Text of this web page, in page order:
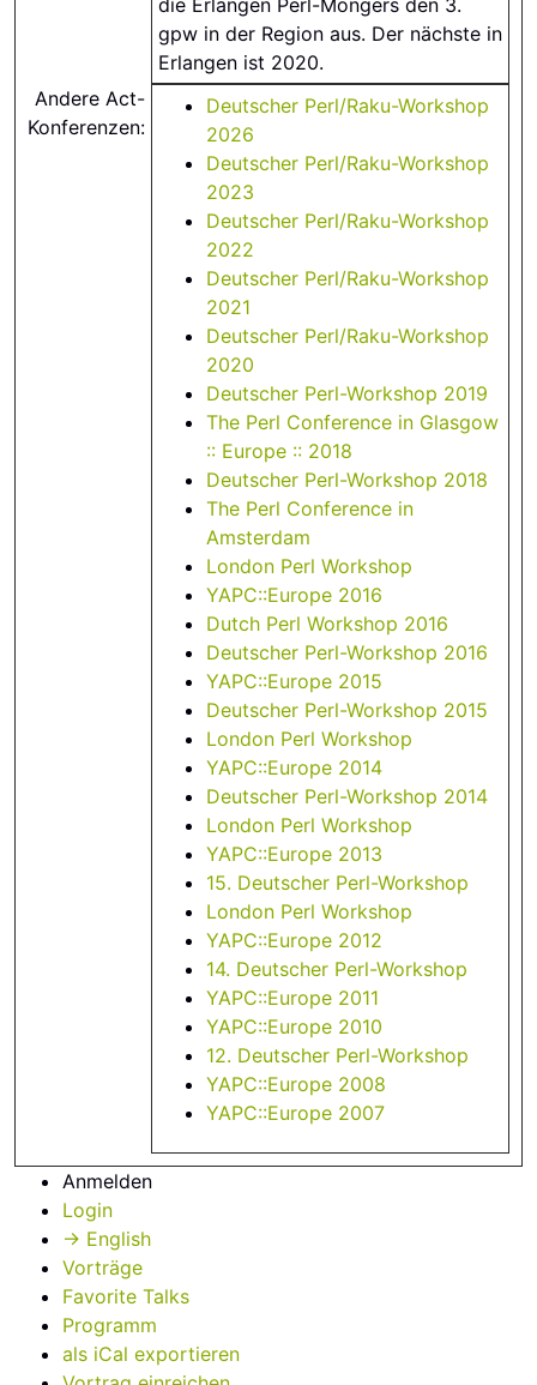
die Erlangen Perl-Mongers den 3.
gpw in der Region aus. Der nächste in
Erlangen ist 2020.
Andere Act-
Konferenzen:
Deutscher Perl/Raku-Workshop
2026
Deutscher Perl/Raku-Workshop
2023
Deutscher Perl/Raku-Workshop
2022
Deutscher Perl/Raku-Workshop
2021
Deutscher Perl/Raku-Workshop
2020
Deutscher Perl-Workshop 2019
The Perl Conference in Glasgow
:: Europe :: 2018
Deutscher Perl-Workshop 2018
The Perl Conference in
Amsterdam
London Perl Workshop
YAPC::Europe 2016
Dutch Perl Workshop 2016
Deutscher Perl-Workshop 2016
YAPC::Europe 2015
Deutscher Perl-Workshop 2015
London Perl Workshop
YAPC::Europe 2014
Deutscher Perl-Workshop 2014
London Perl Workshop
YAPC::Europe 2013
15. Deutscher Perl-Workshop
London Perl Workshop
YAPC::Europe 2012
14. Deutscher Perl-Workshop
YAPC::Europe 2011
YAPC::Europe 2010
12. Deutscher Perl-Workshop
YAPC::Europe 2008
YAPC::Europe 2007
Anmelden
Login
→ English
Vorträge
Favorite Talks
Programm
als iCal exportieren